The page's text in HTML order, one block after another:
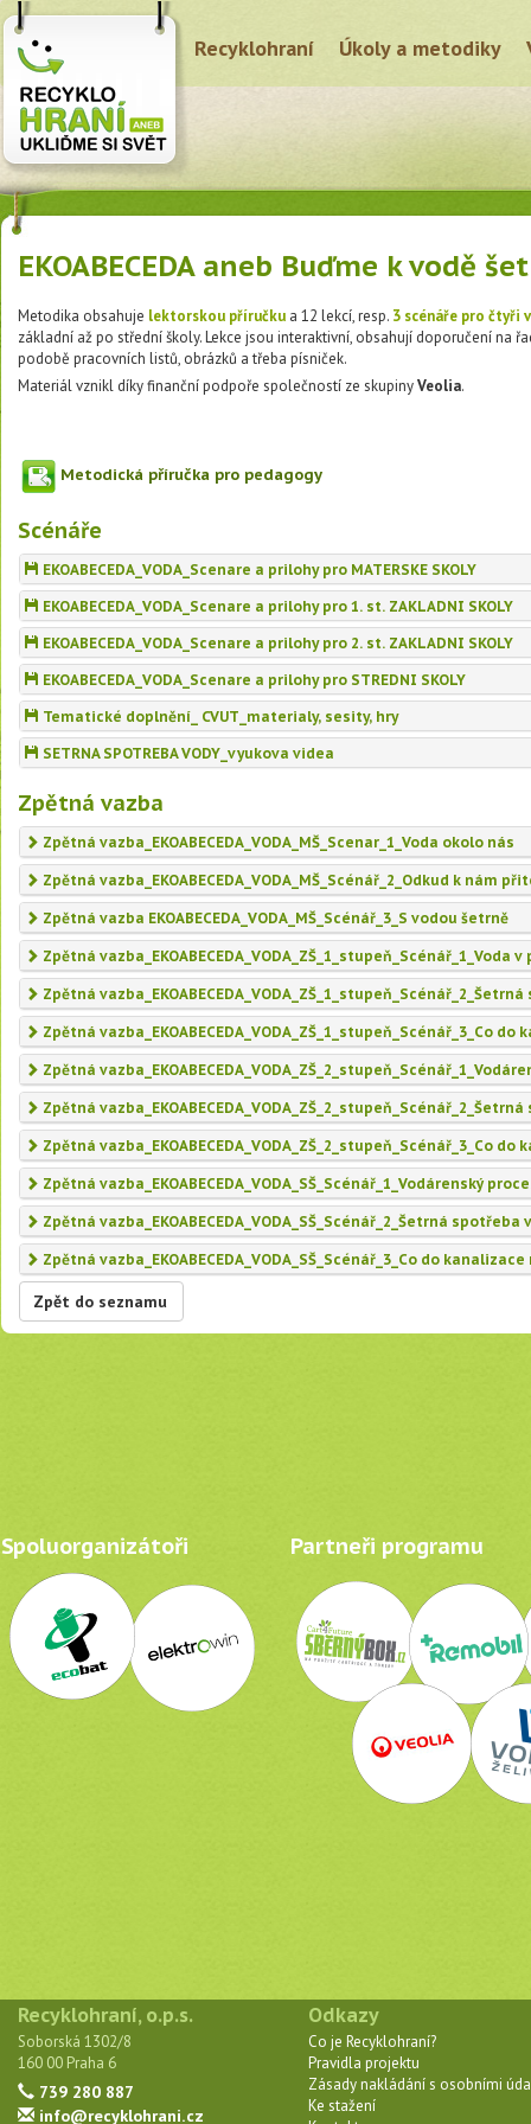
Recyklohraní Úkoly a metodiky
EKOABECEDA aneb Buďme k vodě
Metodika obsahuje lektorskou příručku a 12 lekcí, resp. 3 scénáře pro čtyři
základní až po střední školy. Lekce jsou interaktivní, obsahují doporučení na
podobě pracovních listů, obrázků a třeba písniček.
Materiál vznikl díky finanční podpoře společností ze skupinyVeolia.
Metodická příručka pro pedagogy
Scénáře
EKOABECEDA_VODA_Scenare a prilohy pro MATERSKE SKOLY
EKOABECEDA_VODA_Scenare a prilohy pro 1. st. ZAKLADNI SKOLY
EKOABECEDA_VODA_Scenare a prilohy pro 2. st. ZAKLADNI SKOLY
EKOABECEDA_VODA_Scenare a prilohy pro STREDNI SKOLY
Tematické doplnění_ CVUT_materialy, sesity, hry
SETRNA SPOTREBA VODY_vyukova videa
Zpětná vazba
Zpětná vazba_EKOABECEDA_VODA_MŠ_Scenar_1_Voda okolo nás
Zpětná vazba_EKOABECEDA_VODA_MŠ_Scénář_2_Odkud k nám
Zpětná vazba EKOABECEDA_VODA_MŠ_Scénář_3_S vodou šetrně
Zpětná vazba_EKOABECEDA_VODA_ZŠ_1_stupeň_Scénář_1_Voda
Zpětná
Zpětná vazba_EKOABECEDA_VODA_ZŠ_1_stupeň_Scénář_3_Co
Zpětná
Zpětná
Zpětná vazba_EKOABECEDA_VODA_ZŠ_2_stupeň_Scénář_3_Co
Zpětná vazba_EKOABECEDA_VODA_SŠ_Scénář_1_Vodárenský
Zpětná vazba_EKOABECEDA_VODA_SŠ_Scénář_2_Šetrná spotřeba
Zpětná vazba_EKOABECEDA_VODA_SŠ_Scénář_3_Co do
Zpět do seznamu
Spoluorganizátoři Partneři programu
Recyklohraní, o.p.s.
Soborská 1302/8
160 00 Praha 6
739 280 887
info@recyklohrani.cz
Odkazy
Co je Recyklohraní?
Pravidla projektu
Zásady nakládání s osobními
Ke stažení